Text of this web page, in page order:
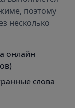
поэтому
несколько
онлайн
слова